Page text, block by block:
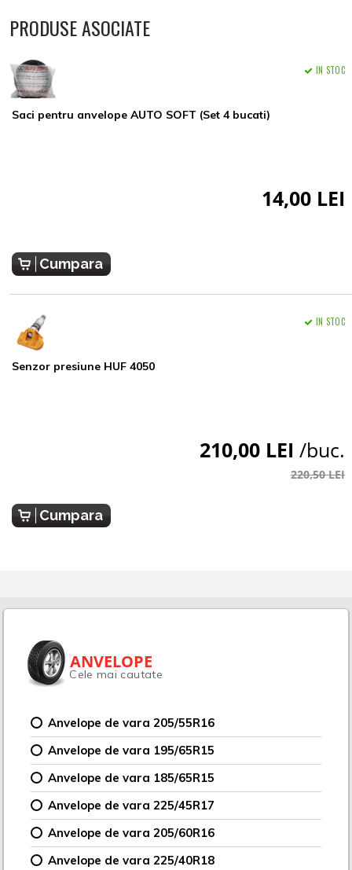
PRODUSE ASOCIATE
Saci pentru anvelope AUTO SOFT (Set 4 bucati)
IN STOC
14,00 LEI
Cumpara
Senzor presiune HUF 4050
IN STOC
210,00 LEI /buc.
220,50 LEI
Cumpara
ANVELOPE
Cele mai cautate
Anvelope de vara 205/55R16
Anvelope de vara 195/65R15
Anvelope de vara 185/65R15
Anvelope de vara 225/45R17
Anvelope de vara 205/60R16
Anvelope de vara 225/40R18